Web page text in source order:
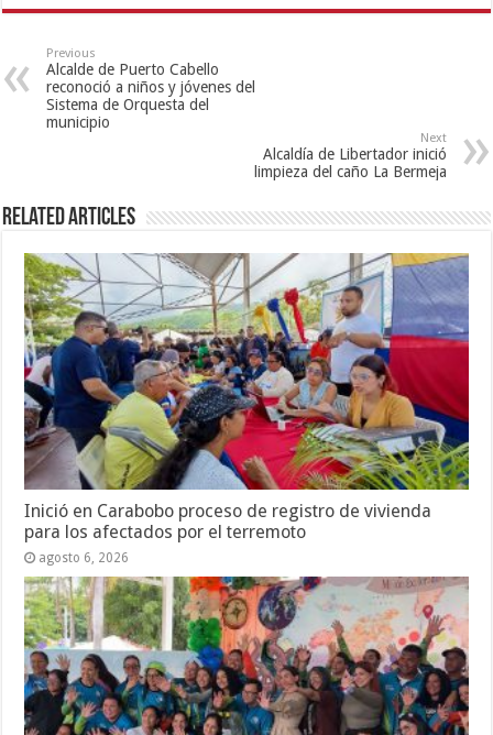
Previous
Alcalde de Puerto Cabello
reconoció a niños y jóvenes del
Sistema de Orquesta del
municipio
Next
Alcaldía de Libertador inició
limpieza del caño La Bermeja
Related Articles
Inició en Carabobo proceso de registro de vivienda
para los afectados por el terremoto
agosto 6, 2026